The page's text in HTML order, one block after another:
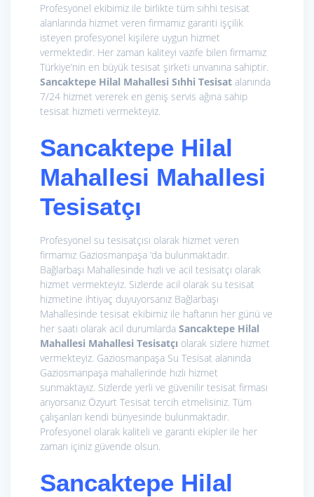
Profesyonel ekibimiz ile birlikte tüm sıhhi tesisat
alanlarında hizmet veren firmamız garanti işçilik
isteyen profesyonel kişilere uygun hizmet
vermektedir. Her zaman kaliteyi vazife bilen firmamız
Türkiye’nin en büyük tesisat şirketi unvanına sahiptir.
Sancaktepe Hilal Mahallesi Sıhhi Tesisat alanında
7/24 hizmet vererek en geniş servis ağına sahip
tesisat hizmeti vermekteyiz.
Sancaktepe Hilal
Mahallesi Mahallesi
Tesisatçı
Profesyonel su tesisatçısı olarak hizmet veren
firmamız Gaziosmanpaşa ‘da bulunmaktadır.
Bağlarbaşı Mahallesinde hızlı ve acil tesisatçı olarak
hizmet vermekteyiz. Sizlerde acil olarak su tesisat
hizmetine ihtiyaç duyuyorsanız Bağlarbaşı
Mahallesinde tesisat ekibimiz ile haftanın her günü ve
her saati olarak acil durumlarda Sancaktepe Hilal
Mahallesi Mahallesi Tesisatçı olarak sizlere hizmet
vermekteyiz. Gaziosmanpaşa Su Tesisat alanında
Gaziosmanpaşa mahallerinde hızlı hizmet
sunmaktayız. Sizlerde yerli ve güvenilir tesisat firması
arıyorsanız Özyurt Tesisat tercih etmelisiniz. Tüm
çalışanları kendi bünyesinde bulunmaktadır.
Profesyonel olarak kaliteli ve garanti ekipler ile her
zaman içiniz güvende olsun.
Sancaktepe Hilal